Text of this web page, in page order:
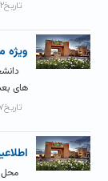
تاریخ۲۲ مهر ۱۳۹۶
ویژه
های
تاریخ۲۷ شهریور ۱۳۹۶
محل